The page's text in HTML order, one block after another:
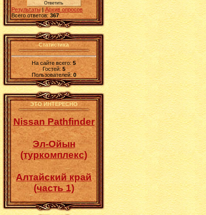
Результаты |Архив опросов
Всего ответов: 367
Статистика
На сайте всего:5
Гостей:5
Пользователей: 0
ЭТО ИНТЕРЕСНО
Nissan Pathfinder
Эл-Ойын
(туркомплекс)
Алтайский край
(часть 1)